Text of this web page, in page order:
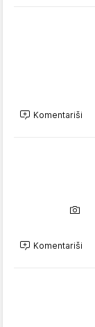
Komentariši
Komentariši